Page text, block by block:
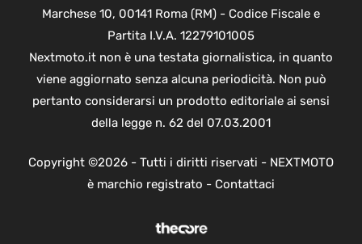
Marchese 10, 00141 Roma (RM) - Codice Fiscale e
Partita I.V.A. 12279101005
Nextmoto.it non è una testata giornalistica, in quanto
viene aggiornato senza alcuna periodicità. Non può
pertanto considerarsi un prodotto editoriale ai sensi
della legge n. 62 del 07.03.2001
Copyright ©2026 - Tutti i diritti riservati - NEXTMOTO
è marchio registrato - Contattaci